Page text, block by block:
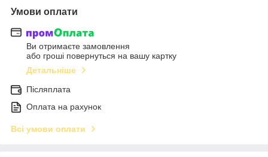
Умови оплати
Ви отримаєте замовлення
або гроші повернуться на вашу картку
Детальніше
Післяплата
Оплата на рахунок
Всі умови оплати